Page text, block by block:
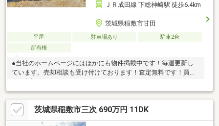
ＪＲ成田線 下総神崎駅 徒歩6.4km
茨城県稲敷市甘田
平屋 駐車場あり
駐車2台
所有権
●当社のホームページにはほかにも物件掲載中です！毎週更新し
ています。売却相談も受け付けております！査定無料です！買取
茨城県稲敷市三次 690万円 11DK